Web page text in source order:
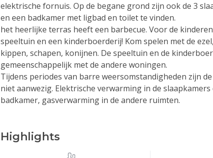
elektrische fornuis. Op de begane grond zijn ook de 3
en een badkamer met ligbad en toilet te vinden.
het heerlijke terras heeft een barbecue. Voor de
speeltuin en een kinderboerderij! Kom spelen met de
kippen, schapen, konijnen. De speeltuin en de
gemeenschappelijk met de andere woningen.
Tijdens periodes van barre weersomstandigheden zijn
niet aanwezig. Elektrische verwarming in de slaapkamers
badkamer, gasverwarming in de andere ruimten.
Highlights